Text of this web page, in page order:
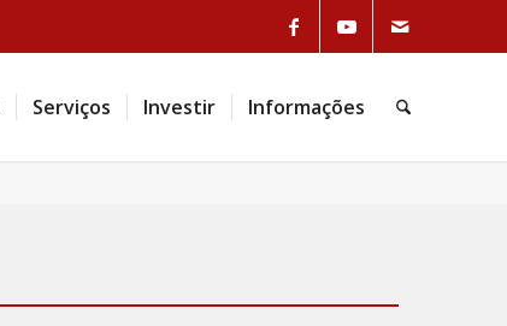
Link to Facebook
Link to Youtube
Serviços Investir Informações Pesquisa